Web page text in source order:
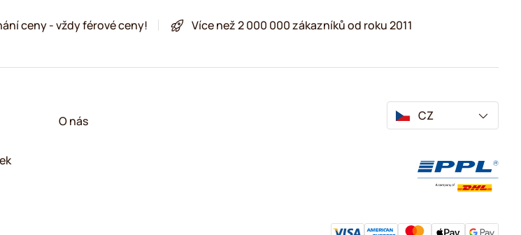
ceny - vždy férové ceny! Více než 2 000 000 zákazníků od roku 2011
O nás CZ